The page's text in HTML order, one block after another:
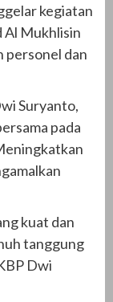
kegiatan
Al Mukhlisin
personel dan
Suryanto,
pada
kuat dan
tanggung
Dwi